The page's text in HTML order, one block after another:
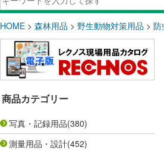
HOME > 森林用品 > 野生動物対策用品 > 防
商品カテゴリー
写真・記録用品(380)
測量用品・設計(452)